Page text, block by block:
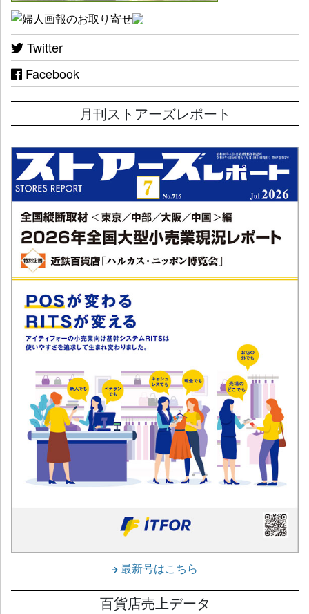
Twitter
Facebook
月刊ストアーズレポート
最新号はこちら
百貨店売上データ